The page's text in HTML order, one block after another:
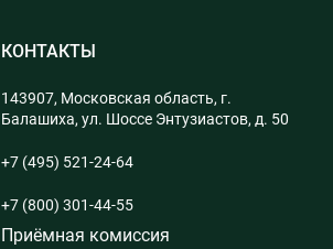
КОНТАКТЫ
143907, Московская область, г.
Балашиха, ул. Шоссе Энтузиастов, д. 50
+7 (495) 521-24-64
+7 (800) 301-44-55
Приёмная комиссия